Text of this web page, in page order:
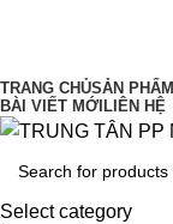
TRANG CHỦSẢN PHẨM
BÀI VIẾT MỚI LIÊN HỆ
Select category